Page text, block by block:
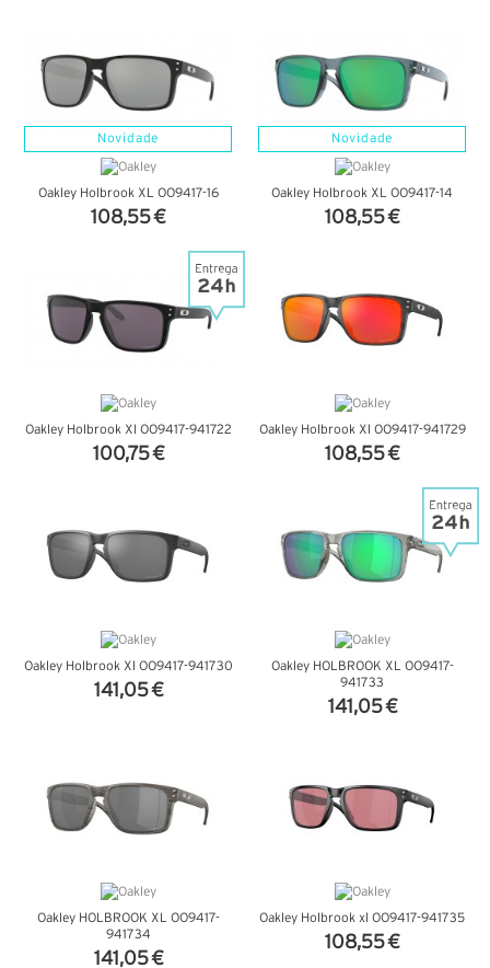
Novidade
Oakley Holbrook XL OO9417-16
108,55 €
Novidade
Oakley Holbrook XL OO9417-14
108,55 €
Oakley Holbrook Xl OO9417-941722
100,75 €
Oakley Holbrook Xl OO9417-941729
108,55 €
Oakley Holbrook Xl OO9417-941730
141,05 €
Oakley HOLBROOK XL OO9417-
941733
141,05 €
Oakley HOLBROOK XL OO9417-
941734
141,05 €
Oakley Holbrook xl OO9417-941735
108,55 €